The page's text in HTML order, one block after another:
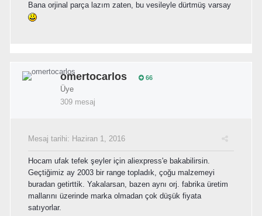
Bana orjinal parça lazım zaten, bu vesileyle dürtmüş varsay
omertocarlos 66
Üye
309 mesaj
Mesaj tarihi: Haziran 1, 2016
Hocam ufak tefek şeyler için aliexpress'e bakabilirsin.
Geçtiğimiz ay 2003 bir range topladık, çoğu malzemeyi
buradan getirttik. Yakalarsan, bazen aynı orj. fabrika üretim
mallarını üzerinde marka olmadan çok düşük fiyata
satıyorlar.